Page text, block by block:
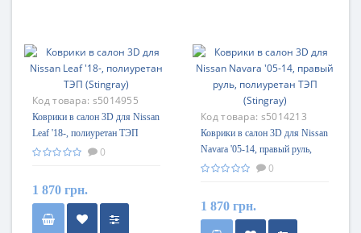
Код товара: s5014955
Коврики в салон 3D для Nissan
Leaf '18-, полиуретан ТЭП
(Stingray)
0
1 870 грн.
Код товара: s5014213
Коврики в салон 3D для Nissan
Navara '05-14, правый руль,
полиуретан ТЭП (Stingray)
0
1 870 грн.